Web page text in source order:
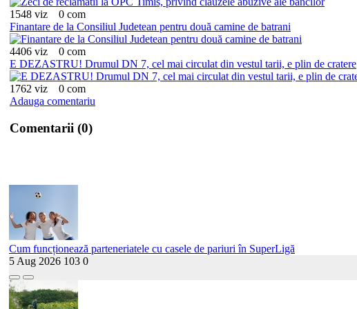
1548 viz
0 com
Finantare de la Consiliul Judetean pentru două camine de batrani
4406 viz
0 com
E DEZASTRU! Drumul DN 7, cel mai circulat din vestul tarii, e plin de cratere
1762 viz
0 com
Adauga comentariu
Comentarii (0)
Cum funcționează parteneriatele cu casele de pariuri în SuperLigă
5 Aug 2026 103 0